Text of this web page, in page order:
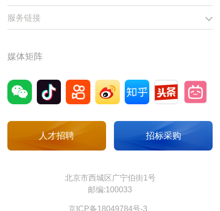
COAL CHEMICAL INDUSTRY
性项目，年产聚丙烯 46万吨，是国家能源发展战略和
克旗煤制天然气项目是第一个由国家发改委核准的大
现已实现长周期满负荷生产，二期工程于2023年10月
项目，也是推进阜新转型振兴的战略支撑项目，建设
规模为年产40亿标方煤制天然气。
媒体矩阵
人才招聘 招标采购
北京市西城区广宁伯街1号
邮编:100033
京ICP备18049784号-3
服务链接